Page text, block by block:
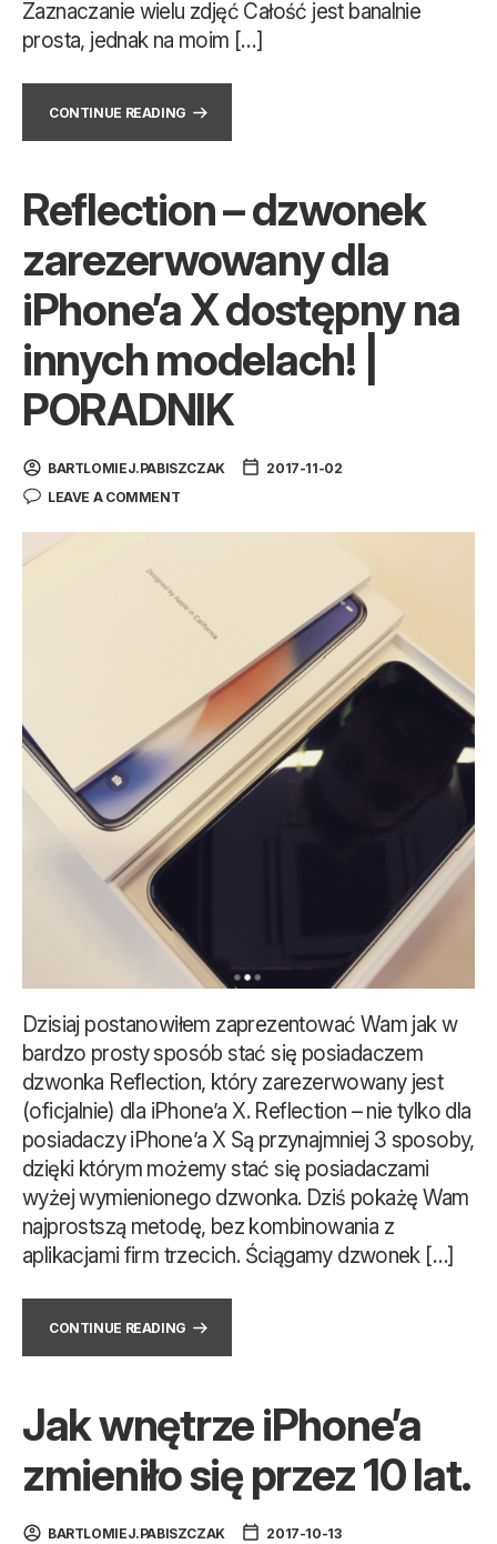
Zaznaczanie wielu zdjęć Całość jest banalnie
prosta, jednak na moim […]
CONTINUE READING
Reflection – dzwonek
zarezerwowany dla
iPhone’a X dostępny na
innych modelach! |
PORADNIK
BARTLOMIEJ.PABISZCZAK
2017-11-02
LEAVE A COMMENT
Dzisiaj postanowiłem zaprezentować Wam jak w
bardzo prosty sposób stać się posiadaczem
dzwonka Reflection, który zarezerwowany jest
(oficjalnie) dla iPhone’a X. Reflection – nie tylko dla
posiadaczy iPhone’a X Są przynajmniej 3 sposoby,
dzięki którym możemy stać się posiadaczami
wyżej wymienionego dzwonka. Dziś pokażę Wam
najprostszą metodę, bez kombinowania z
aplikacjami firm trzecich. Ściągamy dzwonek […]
CONTINUE READING
Jak wnętrze iPhone’a
zmieniło się przez 10 lat.
BARTLOMIEJ.PABISZCZAK
2017-10-13